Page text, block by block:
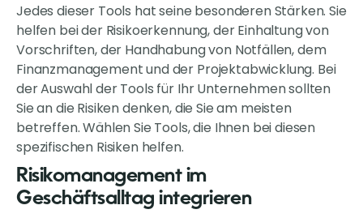
Jedes dieser Tools hat seine besonderen Stärken. Sie
helfen bei der Risikoerkennung, der Einhaltung von
Vorschriften, der Handhabung von Notfällen, dem
Finanzmanagement und der Projektabwicklung. Bei
der Auswahl der Tools für Ihr Unternehmen sollten
Sie an die Risiken denken, die Sie am meisten
betreffen. Wählen Sie Tools, die Ihnen bei diesen
spezifischen Risiken helfen.
Risikomanagement im
Geschäftsalltag integrieren